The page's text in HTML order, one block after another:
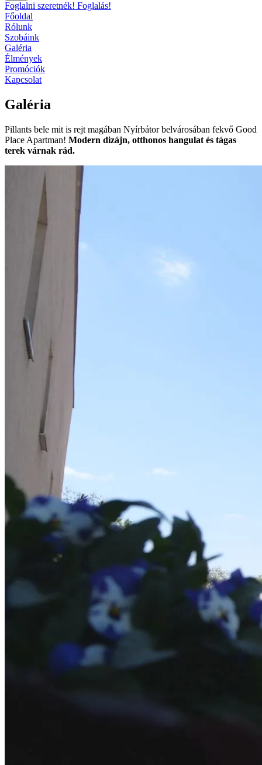
Foglalni szeretnék! Foglalás!
Főoldal
Rólunk
Szobáink
Galéria
Élmények
Promóciók
Kapcsolat
Galéria
Pillants bele mit is rejt magában Nyírbátor belvárosában fekvő Good
Place Apartman! Modern dizájn, otthonos hangulat és tágas
terek várnak rád.